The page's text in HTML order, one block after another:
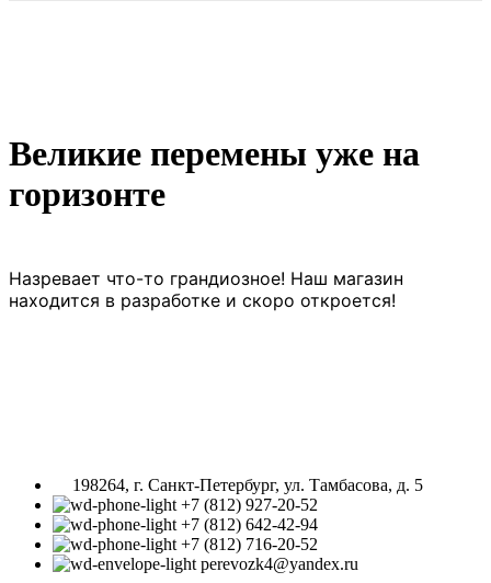
Великие перемены уже на
горизонте
Назревает что-то грандиозное! Наш магазин
находится в разработке и скоро откроется!
198264, г. Санкт-Петербург, ул. Тамбасова, д. 5
+7 (812) 927-20-52
+7 (812) 642-42-94
+7 (812) 716-20-52
perevozk4@yandex.ru